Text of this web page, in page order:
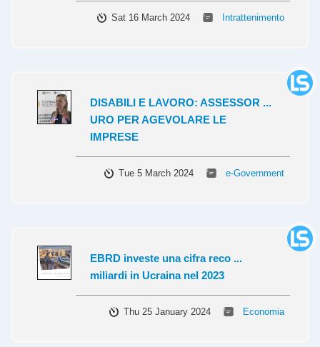
Sat 16 March 2024 Intrattenimento
DISABILI E LAVORO: ASSESSOR ...
URO PER AGEVOLARE LE
IMPRESE
Tue 5 March 2024 e-Government
EBRD investe una cifra reco ...
miliardi in Ucraina nel 2023
Thu 25 January 2024 Economia